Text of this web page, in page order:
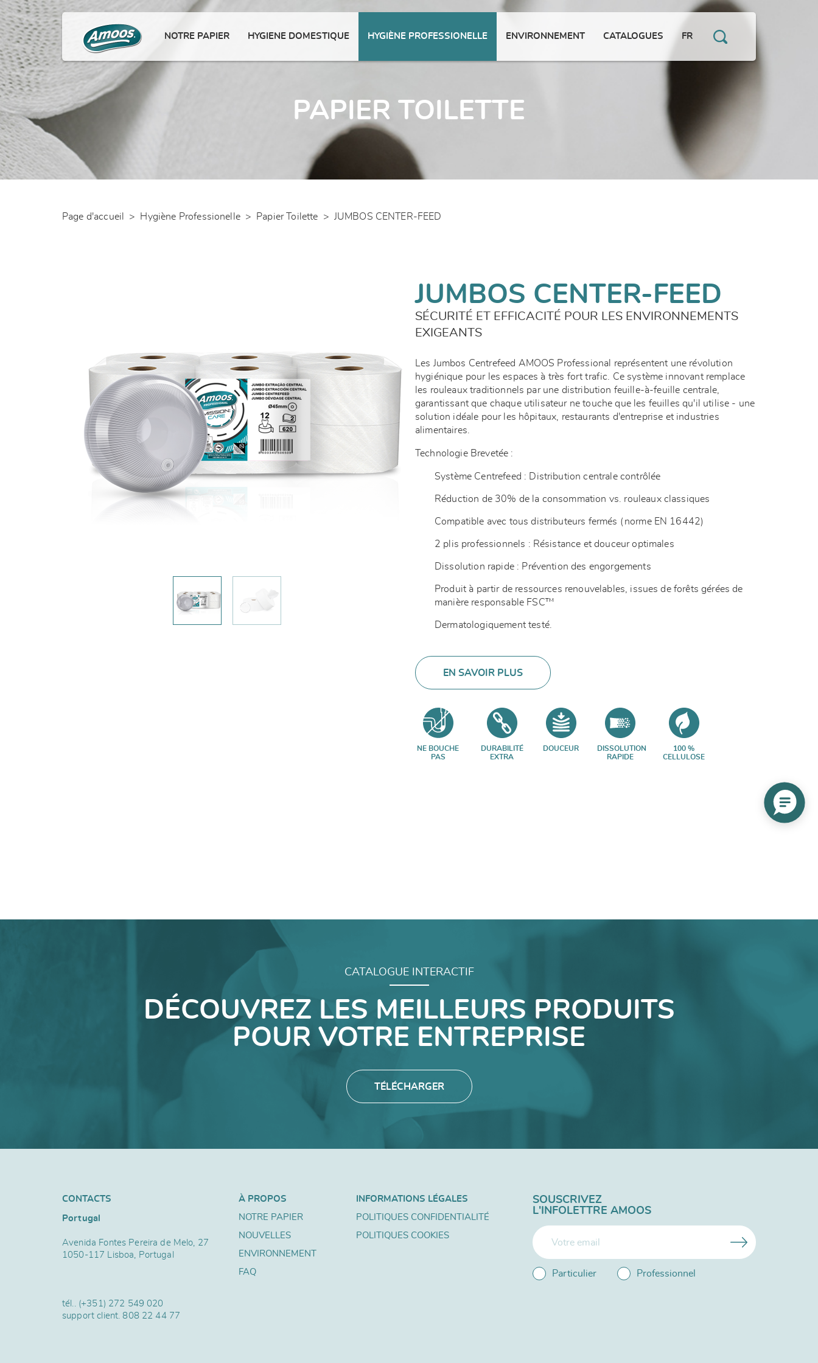
NOTRE PAPIER HYGIENE DOMESTIQUE HYGIÈNE PROFESSIONELLE ENVIRONNEMENT CATALOGUES FR
PAPIER TOILETTE
Page d'accueil > Hygiène Professionelle > Papier Toilette > JUMBOS CENTER-FEED
JUMBOS CENTER-FEED
SÉCURITÉ ET EFFICACITÉ POUR LES ENVIRONNEMENTS
EXIGEANTS
Les Jumbos Centrefeed AMOOS Professional représentent une révolution
hygiénique pour les espaces à très fort trafic. Ce système innovant remplace
les rouleaux traditionnels par une distribution feuille-à-feuille centrale,
garantissant que chaque utilisateur ne touche que les feuilles qu'il utilise - une
solution idéale pour les hôpitaux, restaurants d'entreprise et industries
alimentaires.
Technologie Brevetée :
Système Centrefeed : Distribution centrale contrôlée
Réduction de 30% de la consommation vs. rouleaux classiques
Compatible avec tous distributeurs fermés (norme EN 16442)
2 plis professionnels : Résistance et douceur optimales
Dissolution rapide : Prévention des engorgements
Produit à partir de ressources renouvelables, issues de forêts gérées de
manière responsable FSC™
Dermatologiquement testé.
EN SAVOIR PLUS
NE BOUCHE
PAS
DURABILITÉ
EXTRA
DOUCEUR
DISSOLUTION
RAPIDE
100 %
CELLULOSE
CATALOGUE INTERACTIF
DÉCOUVREZ LES MEILLEURS PRODUITS
POUR VOTRE ENTREPRISE
TÉLÉCHARGER
CONTACTS
Portugal
Avenida Fontes Pereira de Melo, 27
1050-117 Lisboa, Portugal
tél.. (+351) 272 549 020
support client.808 22 44 77
À PROPOS
NOTRE PAPIER
NOUVELLES
ENVIRONNEMENT
FAQ
INFORMATIONS LÉGALES
POLITIQUES CONFIDENTIALITÉ
POLITIQUES COOKIES
SOUSCRIVEZ
L'INFOLETTRE AMOOS
Particulier Professionnel